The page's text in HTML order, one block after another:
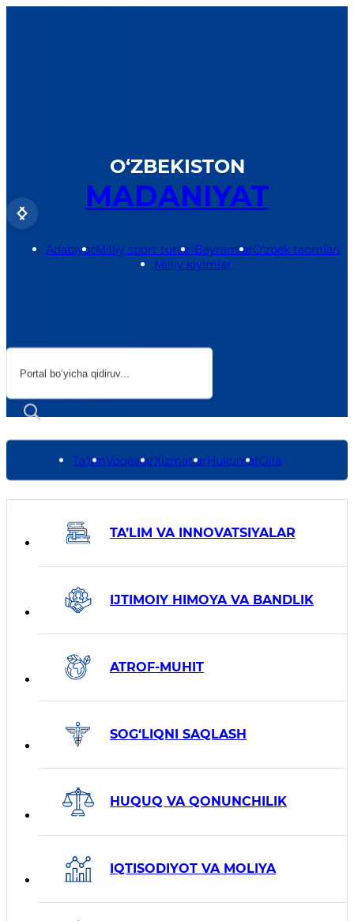
O‘ZBEKISTON
MADANIYAT
AdabiyotMilliy sport turlariBayramlarO‘zbek taomlari
Milliy kiyimlar
Ta’limVoqealarXizmatlarHukumatOila
Министерства
TA’LIM VA INNOVATSIYALAR
IJTIMOIY HIMOYA VA BANDLIK
ATROF-MUHIT
SOG‘LIQNI SAQLASH
HUQUQ VA QONUNCHILIK
IQTISODIYOT VA MOLIYA